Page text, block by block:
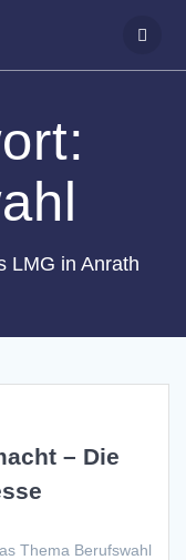
LMG in Anrath
– Die
Thema Berufswahl